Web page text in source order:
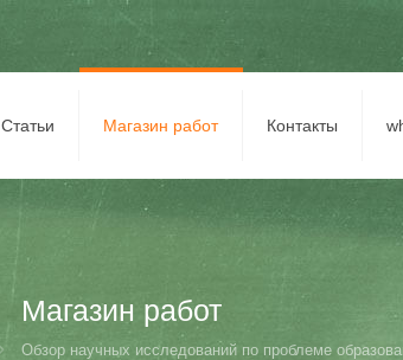
Статьи Магазин работ Контакты
Магазин работ
Обзор научных исследований по проблеме